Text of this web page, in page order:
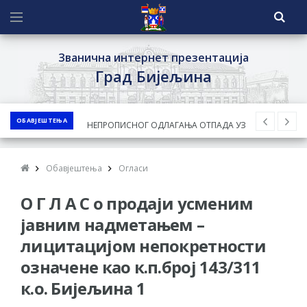
Званична интернет презентација
Град Бијељина
ОБАВЈЕШТЕЊА
ЈАВНИ КОНКУРС ЗА ДОДЈЕЛУ
БЕСПОВРАТНИХ СРЕДСТАВА ЗА
ГРАДА БИЈЕЉИНА ЗА 2026. ГОДИНУ
Обавјештење за предузетника - Ненад
Нукић
ПРЕЛИМИНАРНA РАНГ ЛИСТA
КАНДИДАТА КОЈИ СУ ОСТВАРИЛИ ПРАВО
НА ГРАДСКИ МЈЕСЕЧНИ БОРАЧКИ
Обавјештења Огласи
О Г Л А С о продаји усменим
јавним надметањем –
лицитацијом непокретности
означене као к.п.број 143/311
к.о. Бијељина 1